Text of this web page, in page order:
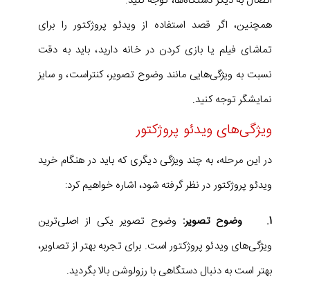
همچنین، اگر قصد استفاده از ویدئو پروژکتور را برای
تماشای فیلم یا بازی کردن در خانه دارید، باید به دقت
نسبت به ویژگی‌هایی مانند وضوح تصویر، کنتراست، و سایز
نمایشگر توجه کنید.
ویژگی‌های ویدئو پروژکتور
در این مرحله، به چند ویژگی دیگری که باید در هنگام خرید
ویدئو پروژکتور در نظر گرفته شود، اشاره خواهیم کرد:
1. وضوح تصویر:
وضوح تصویر یکی از اصلی‌ترین
ویژگی‌های ویدئو پروژکتور است. برای تجربه بهتر از تصاویر،
بهتر است به دنبال دستگاهی با رزولوشن بالا بگردید.